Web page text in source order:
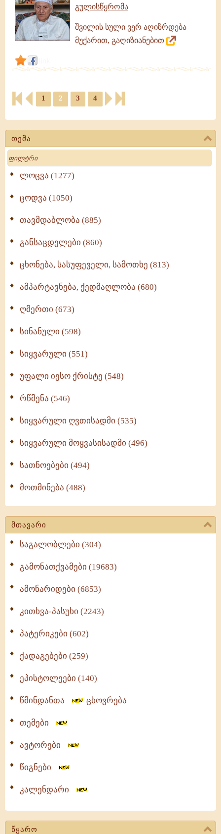
თემა
Search
ლოცვა (1277)
ცოდვა (1050)
თავმდაბლობა (885)
განსაცდელები (860)
ცხონება, სასუფეველი, სამოთხე (813)
ამპარტავნება, ქედმაღლობა (680)
ღმერთი (673)
სინანული (598)
სიყვარული (551)
უფალი იესო ქრისტე (548)
რწმენა (546)
სიყვარული ღვთისადმი (535)
სიყვარული მოყვასისადმი (496)
სათნოებები (494)
მოთმინება (488)
მთავარი
საგალობლები (304)
გამონათქვამები (19683)
ამონარიდები (6853)
კითხვა-პასუხი (2243)
პატერიკები (602)
ქადაგებები (259)
ეპისტოლეები (140)
წმინდანთა ცხოვრება
თემები
ავტორები
წიგნები
კალენდარი
გულისწყრომა
შვილის სული ვერ აღიზრდება
მუქარით, გაღიზიანებით
1 2 3 4
წყარო